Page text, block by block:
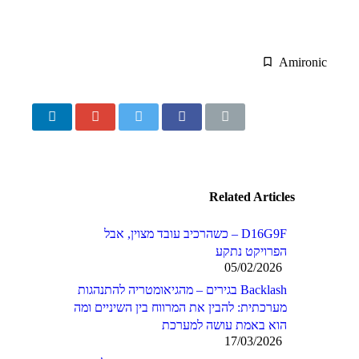
Amironic
Related Articles
D16G9F – כשהרכיב עובד מצוין, אבל
הפרויקט נתקע
05/02/2026
Backlash בגירים – מהגיאומטריה להתנהגות
מערכתית: להבין את המרווח בין השיניים ומה
הוא באמת עושה למערכת
17/03/2026